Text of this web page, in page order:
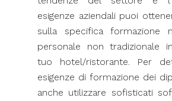
esigenze aziendali puoi
sulla specifica formazione
personale non tradizionale
tuo hotel/ristorante. Per
esigenze di formazione dei
anche utilizzare sofisticati